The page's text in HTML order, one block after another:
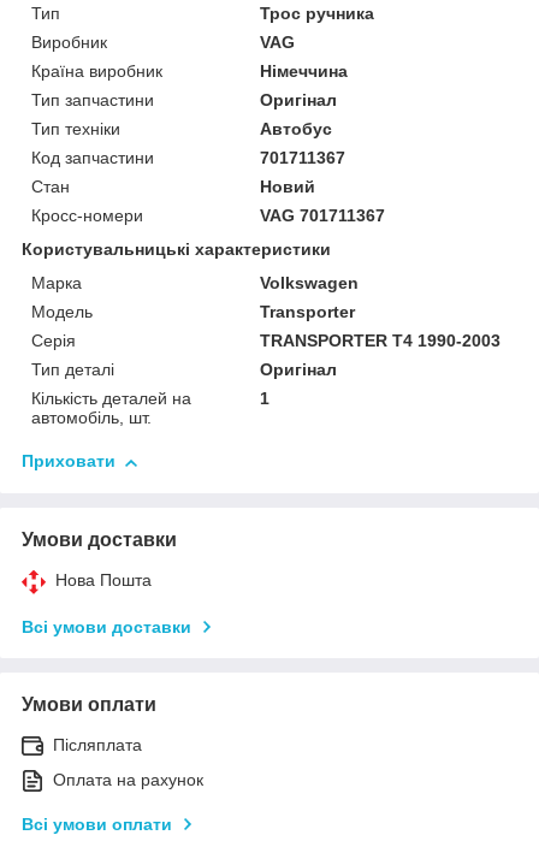
Тип
Трос ручника
Виробник
VAG
Країна виробник
Німеччина
Тип запчастини
Оригінал
Тип техніки
Автобус
Код запчастини
701711367
Стан
Новий
Кросс-номери
VAG 701711367
Користувальницькі характеристики
Марка
Volkswagen
Модель
Transporter
Серія
TRANSPORTER T4 1990-2003
Тип деталі
Оригінал
Кількість деталей на
автомобіль, шт.
1
Приховати
Умови доставки
Нова Пошта
Всі умови доставки
Умови оплати
Післяплата
Оплата на рахунок
Всі умови оплати